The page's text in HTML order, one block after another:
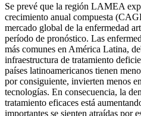
Se prevé que la región LAMEA
crecimiento anual compuesta
mercado global de la enfermedad
período de pronóstico. Las
más comunes en América Latina,
infraestructura de tratamiento
países latinoamericanos tienen
por consiguiente, invierten menos
tecnologías. En consecuencia, la
tratamiento eficaces está
importantes se sienten atraídas por